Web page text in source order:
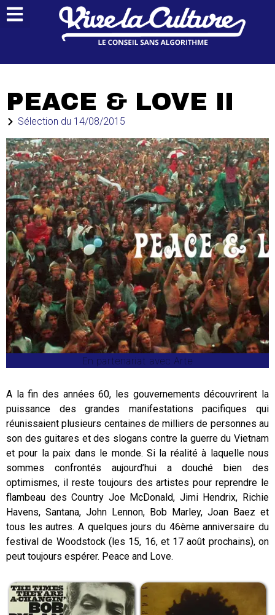
PEACE & LOVE II
Sélection du 14/08/2015
En partenariat avec Arte
A la fin des années 60, les gouvernements découvrirent la
puissance des grandes manifestations pacifiques qui
réunissaient plusieurs centaines de milliers de personnes au
son des guitares et des slogans contre la guerre du Vietnam
et pour la paix dans le monde. Si la réalité à laquelle nous
sommes confrontés aujourd’hui a douché bien des
optimismes, il reste toujours des artistes pour reprendre le
flambeau des Country Joe McDonald, Jimi Hendrix, Richie
Havens, Santana, John Lennon, Bob Marley, Joan Baez et
tous les autres. A quelques jours du 46ème anniversaire du
festival de Woodstock (les 15, 16, et 17 août prochains), on
peut toujours espérer. Peace and Love.